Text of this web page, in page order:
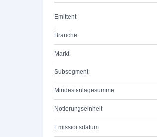
Emittent
Branche
Markt
Subsegment
Mindestanlagesumme
Notierungseinheit
Emissionsdatum